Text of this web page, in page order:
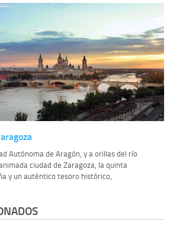
Autónoma de Aragón, y a orillas del río
ciudad de Zaragoza, la quinta
y un auténtico tesoro histórico,